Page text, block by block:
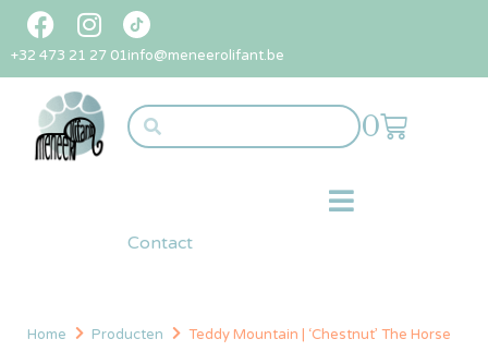
+32 473 21 27 01info@meneerolifant.be
0
Contact
Home Producten Teddy Mountain | ‘Chestnut’ The Horse